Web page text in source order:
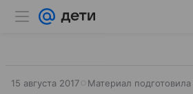
15 августа 2017 Материал